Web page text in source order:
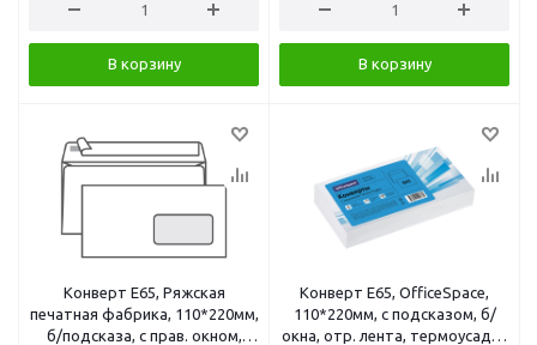
В корзину В корзину
Конверт E65, Ряжская
печатная фабрика, 110*220мм,
б/подсказа, с прав. окном,
Конверт E65, OfficeSpace,
110*220мм, с подсказом, б/
окна, отр. лента, термоусадка